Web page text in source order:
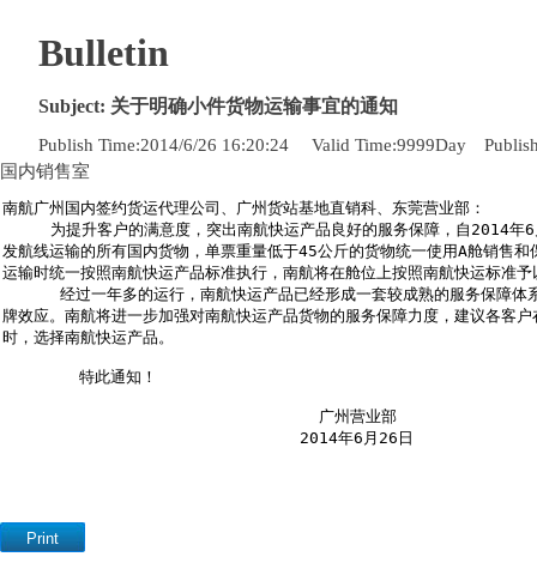
Bulletin
Subject: 关于明确小件货物运输事宜的通知
Publish Time:2014/6/26 16:20:24 Valid Time:9999Day
国内销售室